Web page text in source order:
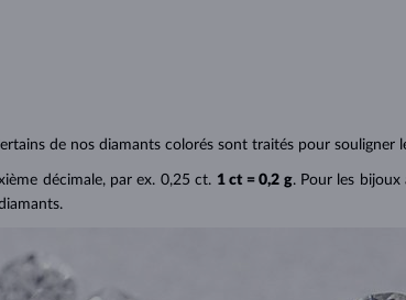
de nos diamants colorés sont traités pour souligner
décimale, par ex. 0,25 ct. 1 ct = 0,2 g. Pour les bijoux